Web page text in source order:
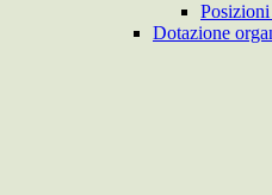
Dotazione